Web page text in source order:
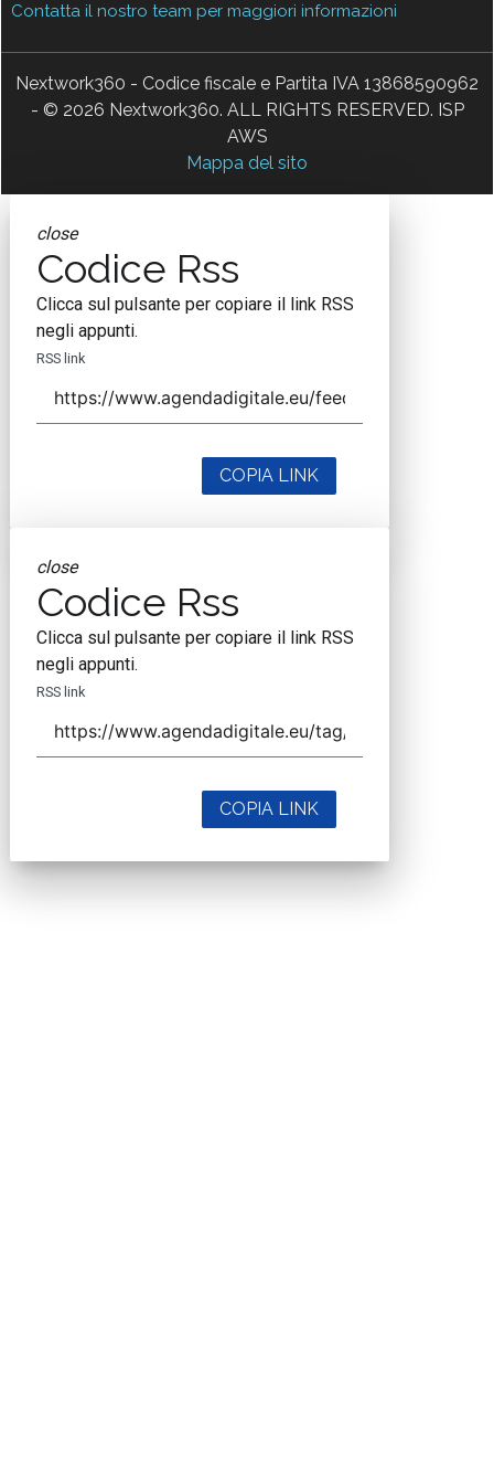
Contatta il nostro team per maggiori informazioni
Nextwork360 - Codice fiscale e Partita IVA 13868590962
- © 2026 Nextwork360. ALL RIGHTS RESERVED. ISP
AWS
Mappa del sito
close
Codice Rss
Clicca sul pulsante per copiare il link RSS
negli appunti.
RSS link
COPIA LINK
close
Codice Rss
Clicca sul pulsante per copiare il link RSS
negli appunti.
RSS link
COPIA LINK